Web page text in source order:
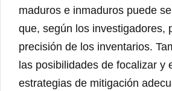
maduros e inmaduros puede
que, según los investigadores,
precisión de los inventarios.
las posibilidades de focalizar y
estrategias de mitigación